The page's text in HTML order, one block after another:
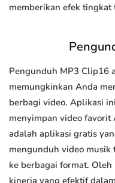
memberikan efek
Pengunduh MP3 Clip16
memungkinkan Anda
berbagi video. Aplikasi
menyimpan video
adalah aplikasi gratis
mengunduh video musik
ke berbagai format.